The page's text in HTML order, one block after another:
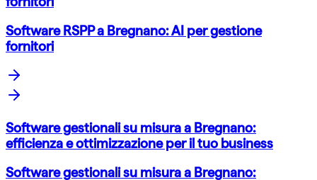
Software RSPP a Bregnano: AI per gestione
fornitori
Software gestionali su misura a Bregnano:
efficienza e ottimizzazione per il tuo business
Software gestionali su misura a Bregnano: